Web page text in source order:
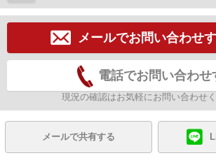
メールでお問い合わせ
電話でお問い合わせ
現況の確認はお気軽にお問い合わせく
メールで共有する